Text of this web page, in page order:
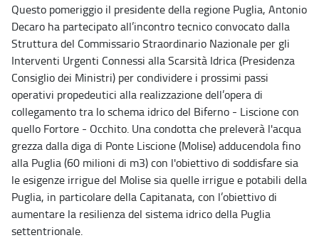
Questo pomeriggio il presidente della regione Puglia, Antonio
Decaro ha partecipato all’incontro tecnico convocato dalla
Struttura del Commissario Straordinario Nazionale per gli
Interventi Urgenti Connessi alla Scarsità Idrica (Presidenza
Consiglio dei Ministri) per condividere i prossimi passi
operativi propedeutici alla realizzazione dell’opera di
collegamento tra lo schema idrico del Biferno - Liscione con
quello Fortore - Occhito. Una condotta che preleverà l'acqua
grezza dalla diga di Ponte Liscione (Molise) adducendola fino
alla Puglia (60 milioni di m3) con l'obiettivo di soddisfare sia
le esigenze irrigue del Molise sia quelle irrigue e potabili della
Puglia, in particolare della Capitanata, con l’obiettivo di
aumentare la resilienza del sistema idrico della Puglia
settentrionale.